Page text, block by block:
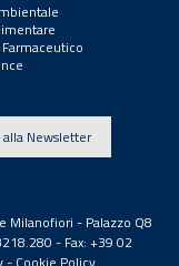
Newsletter
Milanofiori - Palazzo Q8
- Fax: +39 02